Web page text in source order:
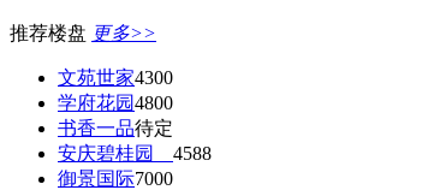
推荐楼盘 更多>>
文苑世家4300
学府花园4800
书香一品待定
安庆碧桂园 4588
御景国际7000